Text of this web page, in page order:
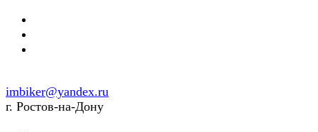
imbiker@yandex.ru
г. Ростов-на-Дону